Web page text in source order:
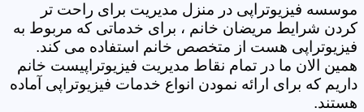
موسسه فیزیوتراپی در منزل مدیریت برای راحت تر
کردن شرایط مریضان خانم ، برای خدماتی که مربوط به
فیزیوتراپی هست از متخصص خانم استفاده می کند.
همین الان ما در تمام نقاط مدیریت فیزیوتراپیست خانم
داریم که برای ارائه نمودن انواع خدمات فیزیوتراپی آماده
هستند.